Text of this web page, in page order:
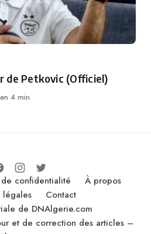
de Petkovic (Officiel)
4 min
confidentialité
À propos
légales
Contact
de DNAlgerie.com
et de correction des articles –